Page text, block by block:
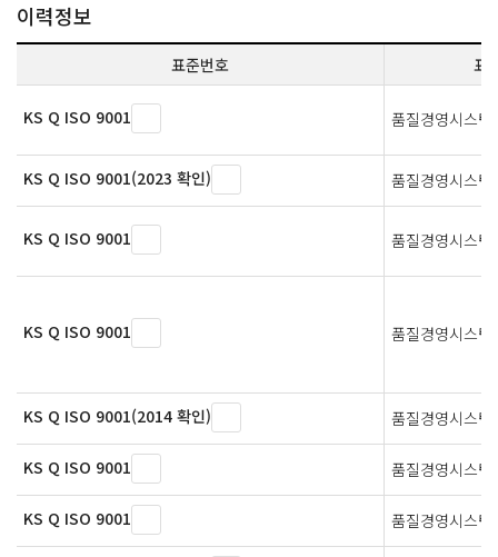
이력정보
표준번호 표
KS Q ISO 9001 품질경영시스
KS Q ISO 9001(2023 확인) 품질경영시스
KS Q ISO 9001 품질경영시스
KS Q ISO 9001 품질경영시스템
KS Q ISO 9001(2014 확인) 품질경영시스
KS Q ISO 9001 품질경영시스
KS Q ISO 9001 품질경영시스